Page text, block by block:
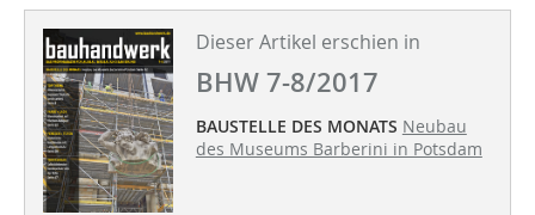
Dieser Artikel erschien in
BHW 7-8/2017
BAUSTELLE DES MONATS Neubau
des Museums Barberini in Potsdam